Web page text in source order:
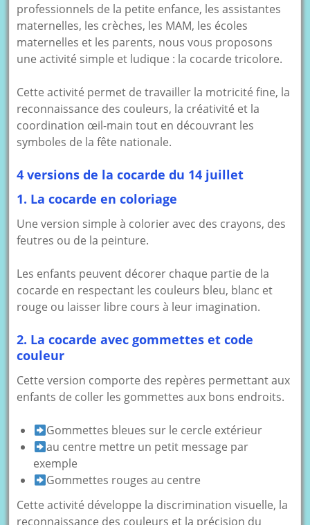
professionnels de la petite enfance, les assistantes
maternelles, les crèches, les MAM, les écoles
maternelles et les parents, nous vous proposons
une activité simple et ludique : la cocarde tricolore.
Cette activité permet de travailler la motricité fine, la
reconnaissance des couleurs, la créativité et la
coordination œil-main tout en découvrant les
symboles de la fête nationale.
4 versions de la cocarde du 14 juillet
1. La cocarde en coloriage
Une version simple à colorier avec des crayons, des
feutres ou de la peinture.
Les enfants peuvent décorer chaque partie de la
cocarde en respectant les couleurs bleu, blanc et
rouge ou laisser libre cours à leur imagination.
2. La cocarde avec gommettes et code
couleur
Cette version comporte des repères permettant aux
enfants de coller les gommettes aux bons endroits.
Gommettes bleues sur le cercle extérieur
au centre mettre un petit message par
exemple
Gommettes rouges au centre
Cette activité développe la discrimination visuelle, la
reconnaissance des couleurs et la précision du